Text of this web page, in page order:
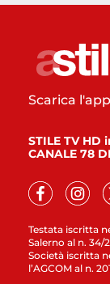
Testata iscritta
Salerno al n. 34/
Società iscritta
l’AGCOM al n.
Scarica
STILE TV HD
CANALE 78